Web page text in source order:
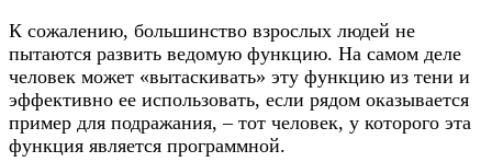
К сожалению, большинство взрослых людей не
пытаются развить ведомую функцию. На самом деле
человек может «вытаскивать» эту функцию из тени и
эффективно ее использовать, если рядом оказывается
пример для подражания, – тот человек, у которого эта
функция является программной.